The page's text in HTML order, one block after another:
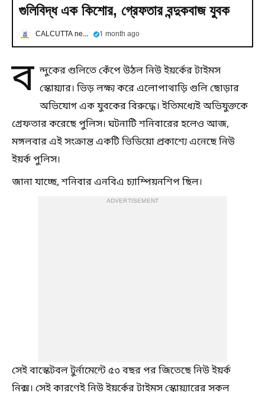
গুলিবিদ্ধ এক কিশোর, গ্রেফতার বন্দুকবাজ যুবক
CALCUTTA news 1 month ago
ব ন্দুকের গুলিতে কেঁপে উঠল নিউ ইয়র্কের টাইমস
স্কোয়্যার। ভিড় লক্ষ্য করে এলোপাথাড়ি গুলি ছোড়ার
অভিযোগ এক যুবকের বিরুদ্ধে। ইতিমধ্যেই অভিযুক্তকে
গ্রেফতার করেছে পুলিস। ঘটনাটি শনিবারের হলেও আজ,
মঙ্গলবার এই সংক্রান্ত একটি ভিডিয়ো প্রকাশ্যে এনেছে নিউ
ইয়র্ক পুলিস।
জানা যাচ্ছে, শনিবার এনবিএ চ্যাম্পিয়নশিপ ছিল।
ADVERTISEMENT
সেই বাস্কেটবল টুর্নামেন্টে ৫৩ বছর পর জিতেছে নিউ ইয়র্ক
নিক্স। সেই কারণেই নিউ ইয়র্কের টাইমস স্কোয়্যারের সকল